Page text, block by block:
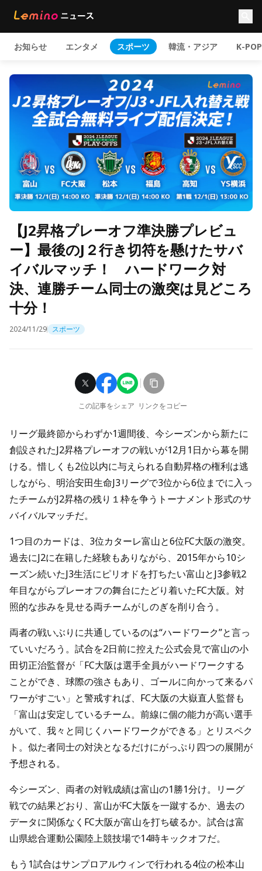
お知らせ エンタメ スポーツ 韓流・アジア K-POP
【J2昇格プレーオフ準決勝プレビュ
ー】最後のJ２行き切符を懸けたサバ
イバルマッチ！ ハードワーク対
決、連勝チーム同士の激突は見どころ
十分！
2024/11/29 スポーツ
この記事をシェア リンクをコピー
リーグ最終節からわずか1週間後、今シーズンから新たに
創設されたJ2昇格プレーオフの戦いが12月1日から幕を開
ける。惜しくも2位以内に与えられる自動昇格の権利は逃
しながら、明治安田生命J3リーグで3位から6位までに入っ
たチームがJ2昇格の残り１枠を争うトーナメント形式のサ
バイバルマッチだ。
1つ目のカードは、3位カターレ富山と6位FC大阪の激突。
過去にJ2に在籍した経験もありながら、2015年から10シ
ーズン続いたJ3生活にピリオドを打ちたい富山とJ3参戦2
年目ながらプレーオフの舞台にたどり着いたFC大阪。対
照的な歩みを見せる両チームがしのぎを削り合う。
両者の戦いぶりに共通しているのは“ハードワーク”と言っ
ていいだろう。試合を2日前に控えた公式会見で富山の小
田切正治監督が「FC大阪は選手全員がハードワークする
ことができ、球際の強さもあり、ゴールに向かって来るパ
ワーがすごい」と警戒すれば、FC大阪の大嶽直人監督も
「富山は安定しているチーム。前線に個の能力が高い選手
がいて、我々と同じくハードワークができる」とリスペク
ト。似た者同士の対決となるだけにがっぷり四つの展開が
予想される。
今シーズン、両者の対戦成績は富山の1勝1分け。リーグ
戦での結果どおり、富山がFC大阪を一蹴するか、過去の
データに関係なくFC大阪が富山を打ち破るか。試合は富
山県総合運動公園陸上競技場で14時キックオフだ。
もう1試合はサンプロアルウィンで行われる4位の松本山